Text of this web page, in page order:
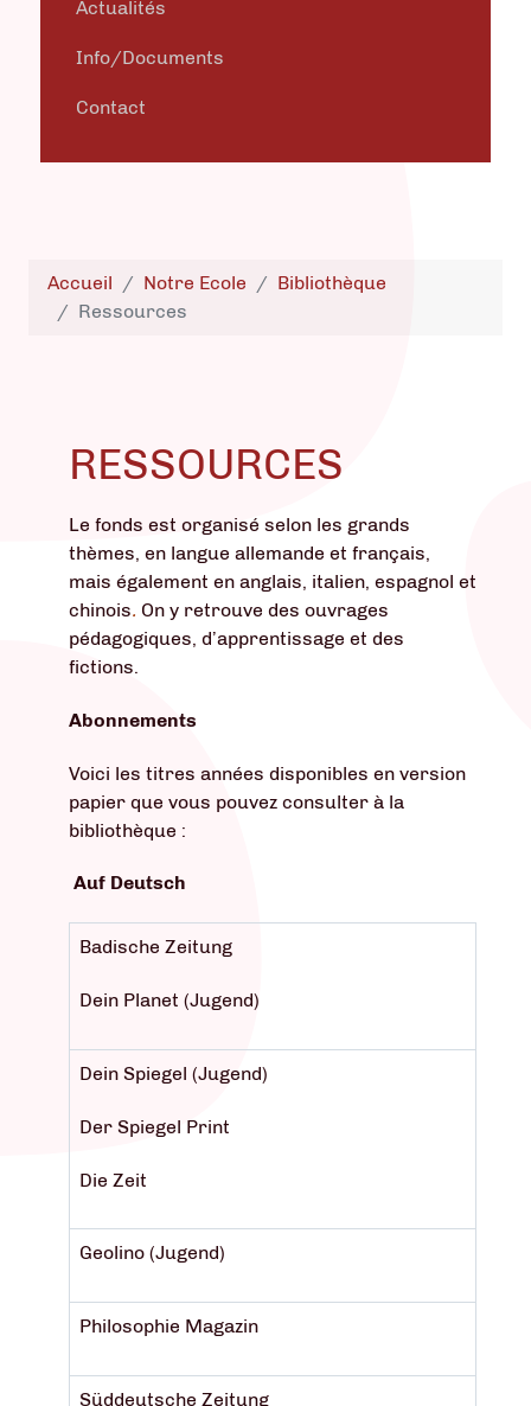
Actualités
Info/Documents
Contact
Accueil Notre Ecole
Bibliothèque
Ressources
RESSOURCES
Le fonds est organisé selon les grands
thèmes, en langue allemande et français,
mais également en anglais, italien, espagnol et
chinois. On y retrouve des ouvrages
pédagogiques, d’apprentissage et des
fictions.
Abonnements
Voici les titres années disponibles en version
papier que vous pouvez consulter à la
bibliothèque :
Auf Deutsch
Badische Zeitung
Dein Planet (Jugend)
Dein Spiegel (Jugend)
Der Spiegel Print
Die Zeit
Geolino (Jugend)
Philosophie Magazin
Süddeutsche Zeitung